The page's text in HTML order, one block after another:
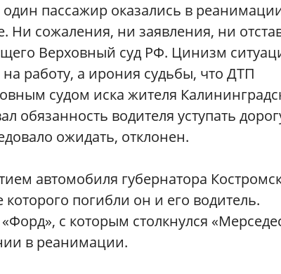
пассажир оказались в
сожаления, ни заявления, ни
Верховный суд РФ. Цинизм
работу, а ирония судьбы, что ДТП
судом иска жителя
обязанность водителя уступать
ожидать, отклонен.
автомобиля губернатора
погибли он и его водитель.
с которым столкнулся
в реанимации.